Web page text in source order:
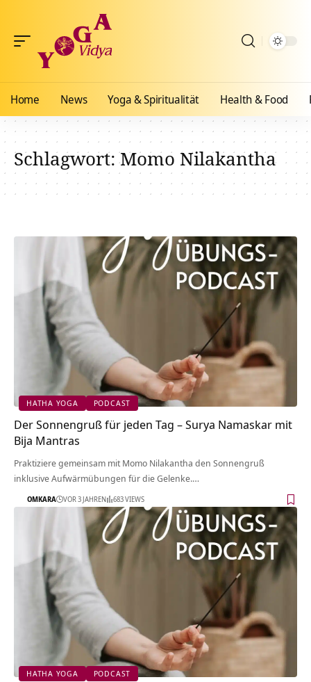
Home News Yoga & Spiritualität Health & Food
Schlagwort:Momo Nilakantha
HATHA YOGA PODCAST
Der Sonnengruß für jeden Tag – Surya Namaskar mit
Bija Mantras
Praktiziere gemeinsam mit Momo Nilakantha den Sonnengruß
inklusive Aufwärmübungen für die Gelenke.…
OMKARA VOR 3 JAHREN 683 VIEWS
HATHA YOGA PODCAST